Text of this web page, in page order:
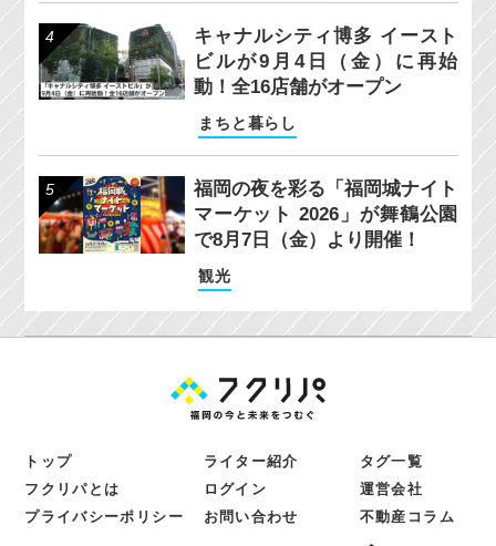
キャナルシティ博多 イースト
ビルが9月4日（金）に再始
動！全16店舗がオープン
まちと暮らし
福岡の夜を彩る「福岡城ナイト
マーケット 2026」が舞鶴公園
で8月7日（金）より開催！
観光
トップ ライター紹介
タグ一覧
フクリパとは
ログイン
運営会社
プライバシーポリシー
お問い合わせ 不動産コラム